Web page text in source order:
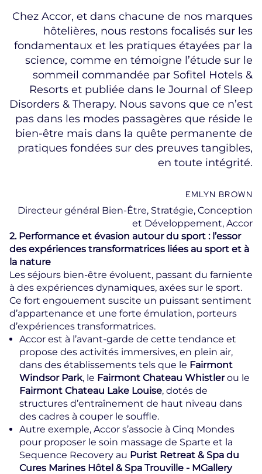
Chez Accor, et dans chacune de nos marques
hôtelières, nous restons focalisés sur les
fondamentaux et les pratiques étayées par la
science, comme en témoigne l’étude sur le
sommeil commandée par Sofitel Hotels &
Resorts et publiée dans le Journal of Sleep
Disorders & Therapy. Nous savons que ce n’est
pas dans les modes passagères que réside le
bien-être mais dans la quête permanente de
pratiques fondées sur des preuves tangibles,
en toute intégrité.
EMLYN BROWN
Directeur général Bien-Être, Stratégie, Conception
et Développement, Accor
2. Performance et évasion autour du sport : l’essor
des expériences transformatrices liées au sport et à
la nature
Les séjours bien-être évoluent, passant du farniente
à des expériences dynamiques, axées sur le sport.
Ce fort engouement suscite un puissant sentiment
d’appartenance et une forte émulation, porteurs
d’expériences transformatrices.
Accor est à l’avant-garde de cette tendance et
propose des activités immersives, en plein air,
dans des établissements tels que le Fairmont
Windsor Park, le Fairmont Chateau Whistlerou le
Fairmont Chateau Lake Louise, dotés de
structures d’entraînement de haut niveau dans
des cadres à couper le souffle.
Autre exemple, Accor s’associe à Cinq Mondes
pour proposer le soin massage de Sparte et la
Sequence Recovery au Purist Retreat & Spa du
Cures Marines Hôtel & Spa Trouville - MGallery